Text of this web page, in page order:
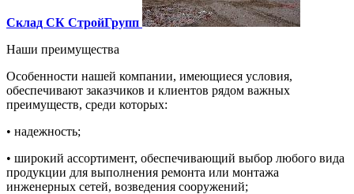
Склад СК СтройГрупп
Наши преимущества
Особенности нашей компании, имеющиеся условия,
обеспечивают заказчиков и клиентов рядом важных
преимуществ, среди которых:
• надежность;
• широкий ассортимент, обеспечивающий выбор любого вида
продукции для выполнения ремонта или монтажа
инженерных сетей, возведения сооружений;